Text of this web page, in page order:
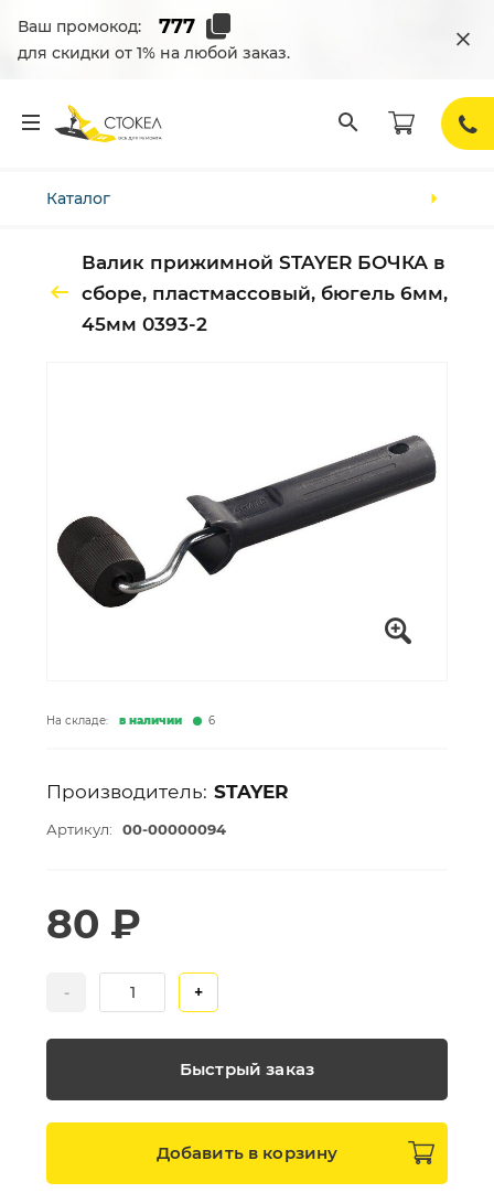
Ваш промокод:
для скидки от 1% на любой заказ.
Каталог
Валик прижимной STAYER БОЧКА в
сборе, пластмассовый, бюгель 6мм,
45мм 0393-2
На складе: в наличии 6
Производитель: STAYER
Артикул: 00-00000094
- +
80 ₽
Быстрый заказ
Добавить в корзину